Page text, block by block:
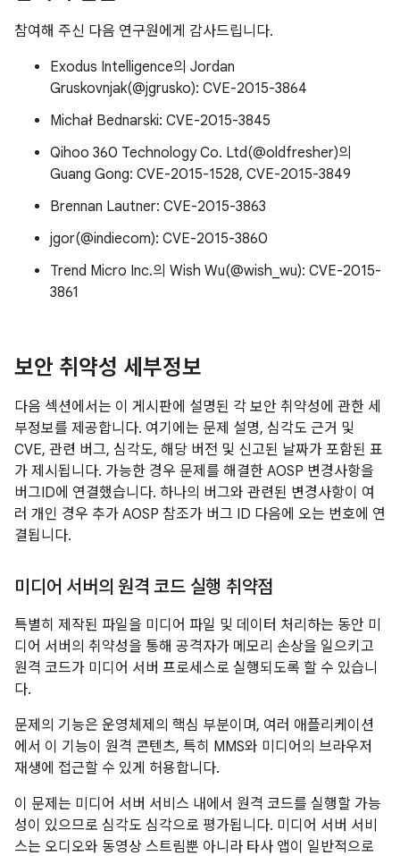
참여해 주신 다음 연구원에게 감사드립니다.
Exodus Intelligence의 Jordan
Gruskovnjak(@jgrusko): CVE-2015-3864
Michał Bednarski: CVE-2015-3845
Qihoo 360 Technology Co. Ltd(@oldfresher)의
Guang Gong: CVE-2015-1528, CVE-2015-3849
Brennan Lautner: CVE-2015-3863
jgor(@indiecom): CVE-2015-3860
Trend Micro Inc.의 Wish Wu(@wish_wu): CVE-2015-
3861
보안 취약성 세부정보
다음 섹션에서는 이 게시판에 설명된 각 보안 취약성에 관한 세
부정보를 제공합니다. 여기에는 문제 설명, 심각도 근거 및
CVE, 관련 버그, 심각도, 해당 버전 및 신고된 날짜가 포함된 표
가 제시됩니다. 가능한 경우 문제를 해결한 AOSP 변경사항을
버그ID에 연결했습니다. 하나의 버그와 관련된 변경사항이 여
러 개인 경우 추가 AOSP 참조가 버그 ID 다음에 오는 번호에 연
결됩니다.
미디어 서버의 원격 코드 실행 취약점
특별히 제작된 파일을 미디어 파일 및 데이터 처리하는 동안 미
디어 서버의 취약성을 통해 공격자가 메모리 손상을 일으키고
원격 코드가 미디어 서버 프로세스로 실행되도록 할 수 있습니
다.
문제의 기능은 운영체제의 핵심 부분이며, 여러 애플리케이션
에서 이 기능이 원격 콘텐츠, 특히 MMS와 미디어의 브라우저
재생에 접근할 수 있게 허용합니다.
이 문제는 미디어 서버 서비스 내에서 원격 코드를 실행할 가능
성이 있으므로 심각도 심각으로 평가됩니다. 미디어 서버 서비
스는 오디오와 동영상 스트림뿐 아니라 타사 앱이 일반적으로